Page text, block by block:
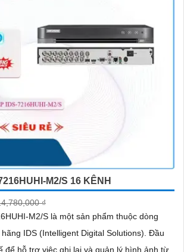
M2/S 16 KÊNH
₫
M2/S là một sản phẩm thuộc dòng
IDS (Intelligent Digital Solutions). Đầu
để hỗ trợ việc ghi lại và quản lý hình ảnh từ